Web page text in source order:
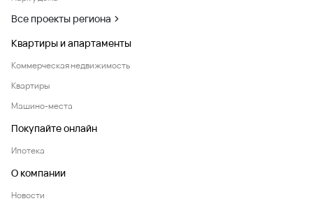
Все проекты региона
Квартиры и апартаменты
Коммерческая недвижимость
Квартиры
Машино-места
Покупайте онлайн
Ипотека
О компании
Новости